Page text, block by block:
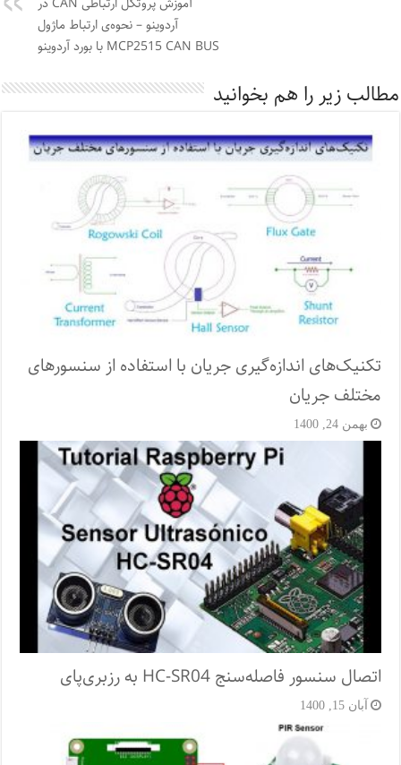
آردوینو – نحوه‌ی ارتباط ماژول
MCP2515 CAN BUS با بورد آردوینو
مطالب زیر را هم بخوانید
تکنیک‌های اندازه‌گیری جریان با استفاده از سنسورهای
مختلف جریان
بهمن 24, 1400
اتصال سنسور فاصله‌سنج HC-SR04 به رزبری‌پای
آبان 15, 1400